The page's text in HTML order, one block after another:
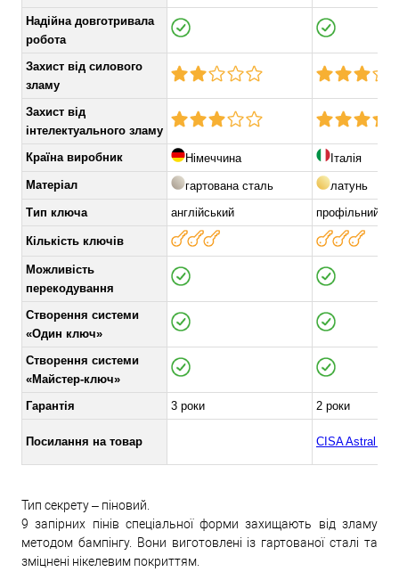
Надійна довготривала
робота
Захист від силового
зламу
Захист від
інтелектуального зламу
Країна виробник
Німеччина
Італія
Матеріал
гартована сталь
латунь
Тип ключа
англійський профільний
Кількість ключів
Можливість
перекодування
Створення системи
«Один ключ»
Створення системи
«Майстер-ключ»
Гарантія
3 роки 2 роки
Посилання на товар CISA Astral
Тип секрету – піновий.
9 запірних пінів спеціальної форми захищають від зламу
методом бампінгу. Вони виготовлені із гартованої сталі та
зміцнені нікелевим покриттям.